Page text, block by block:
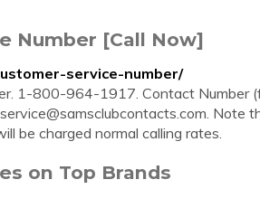
Number [Call Now]
service-number/
1-800-964-1917. Contact Number
service@samsclubcontacts.com. Note
be charged normal calling rates.
on Top Brands